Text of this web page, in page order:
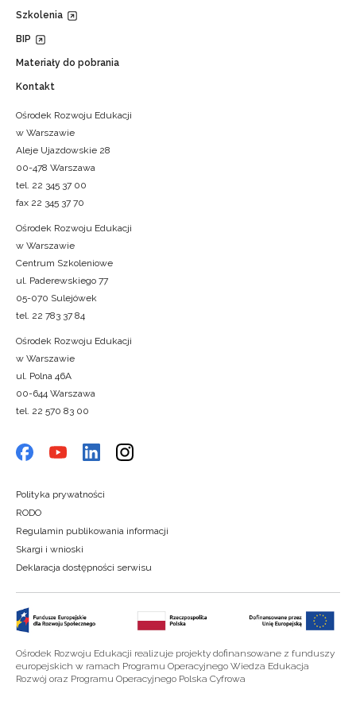
Szkolenia
BIP
Materiały do pobrania
Kontakt
Ośrodek Rozwoju Edukacji
w Warszawie
Aleje Ujazdowskie 28
00-478 Warszawa
tel. 22 345 37 00
fax 22 345 37 70
Ośrodek Rozwoju Edukacji
w Warszawie
Centrum Szkoleniowe
ul. Paderewskiego 77
05-070 Sulejówek
tel. 22 783 37 84
Ośrodek Rozwoju Edukacji
w Warszawie
ul. Polna 46A
00-644 Warszawa
tel. 22 570 83 00
Polityka prywatności
RODO
Regulamin publikowania informacji
Skargi i wnioski
Deklaracja dostępności serwisu
Ośrodek Rozwoju Edukacji realizuje projekty dofinansowane z funduszy
europejskich w ramach Programu Operacyjnego Wiedza Edukacja
Rozwój oraz Programu Operacyjnego Polska Cyfrowa